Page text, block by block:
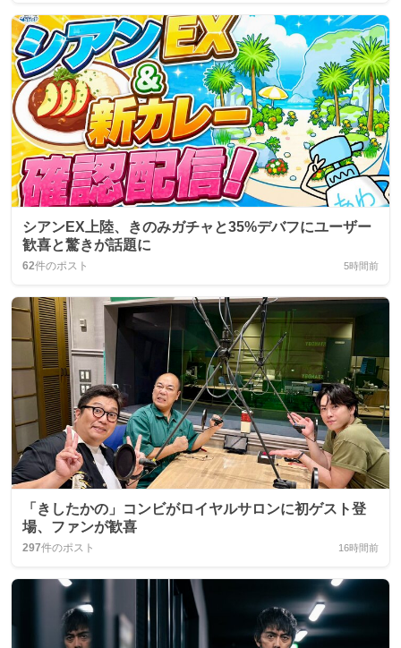
シアンEX上陸、きのみガチャと35%デバフにユーザー
歓喜と驚きが話題に
62件のポスト 5時間前
「きしたかの」コンビがロイヤルサロンに初ゲスト登
場、ファンが歓喜
297件のポスト 16時間前